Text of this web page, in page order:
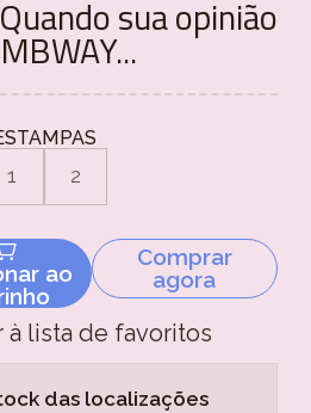
sua opinião
1 2
ao
Comprar
agora
à lista de favoritos
das localizações